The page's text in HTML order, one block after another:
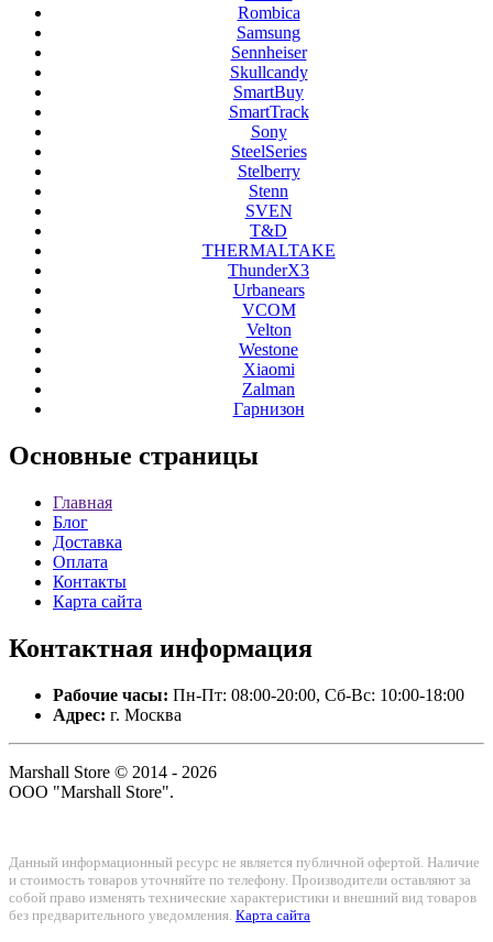
Rombica
Samsung
Sennheiser
Skullcandy
SmartBuy
SmartTrack
Sony
SteelSeries
Stelberry
Stenn
SVEN
T&D
THERMALTAKE
ThunderX3
Urbanears
VCOM
Velton
Westone
Xiaomi
Zalman
Гарнизон
Основные страницы
Главная
Блог
Доставка
Оплата
Контакты
Карта сайта
Контактная информация
Рабочие часы: Пн-Пт: 08:00-20:00, Сб-Вс: 10:00-18:00
Адрес: г. Москва
Marshall Store © 2014 - 2026
ООО "Marshall Store".
Данный информационный ресурс не является публичной офертой. Наличие
и стоимость товаров уточняйте по телефону. Производители оставляют за
собой право изменять технические характеристики и внешний вид товаров
без предварительного уведомления. Карта сайта